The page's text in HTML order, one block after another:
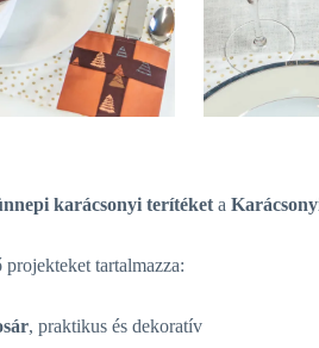
karácsonyi terítéket a
tartalmazza:
, praktikus és dekoratív